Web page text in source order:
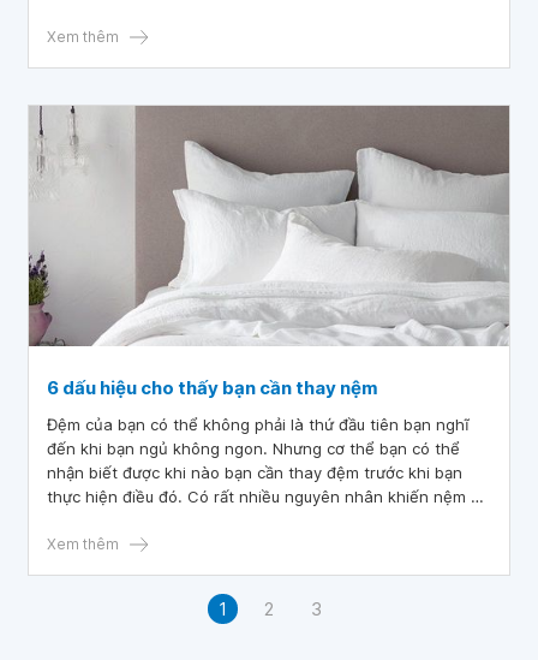
ung thư, đái tháo đường.
Xem thêm
6 dấu hiệu cho thấy bạn cần thay nệm
Đệm của bạn có thể không phải là thứ đầu tiên bạn nghĩ
đến khi bạn ngủ không ngon. Nhưng cơ thể bạn có thể
nhận biết được khi nào bạn cần thay đệm trước khi bạn
thực hiện điều đó. Có rất nhiều nguyên nhân khiến nệm bị
Bài viết này sẽ cung cấp thêm những thông tin về sử dụng
Xem thêm
1 2 3